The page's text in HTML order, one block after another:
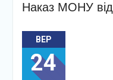
Наказ МОНУ
ВЕР
24